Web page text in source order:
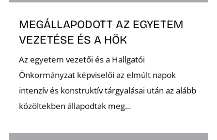
MEGÁLLAPODOTT AZ EGYETEM
VEZETÉSE ÉS A HÖK
Az egyetem vezetői és a Hallgatói
Önkormányzat képviselői az elmúlt napok
intenzív és konstruktív tárgyalásai után az alább
közöltekben állapodtak meg...